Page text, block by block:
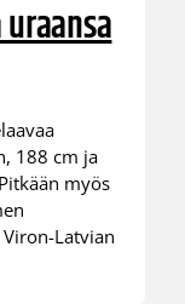
188 cm ja
myös
Latvian